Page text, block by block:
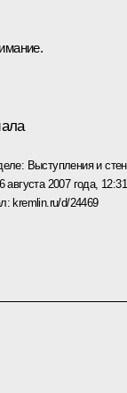
Выступления и
августа 2007 года, 12:31
kremlin.ru/d/24469